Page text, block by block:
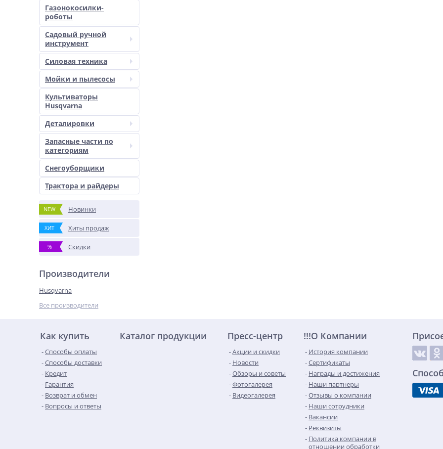
Газонокосилки-
роботы
Садовый ручной
инструмент
Силовая техника
Мойки и пылесосы
Культиваторы
Husqvarna
Деталировки
Запасные части по
категориям
Снегоуборщики
Трактора и райдеры
NEW Новинки
ХИТ Хиты продаж
% Скидки
Производители
Husqvarna
Все производители
Как купить
Способы оплаты
Способы доставки
Кредит
Гарантия
Возврат и обмен
Вопросы и ответы
Каталог продукции Пресс-центр
Акции и скидки
Новости
Обзоры и советы
Фотогалерея
Видеогалерея
!!!О Компании
История компании
Сертификаты
Награды и достижения
Наши партнеры
Отзывы о компании
Наши сотрудники
Вакансии
Реквизиты
Политика компании в
отношении обработки